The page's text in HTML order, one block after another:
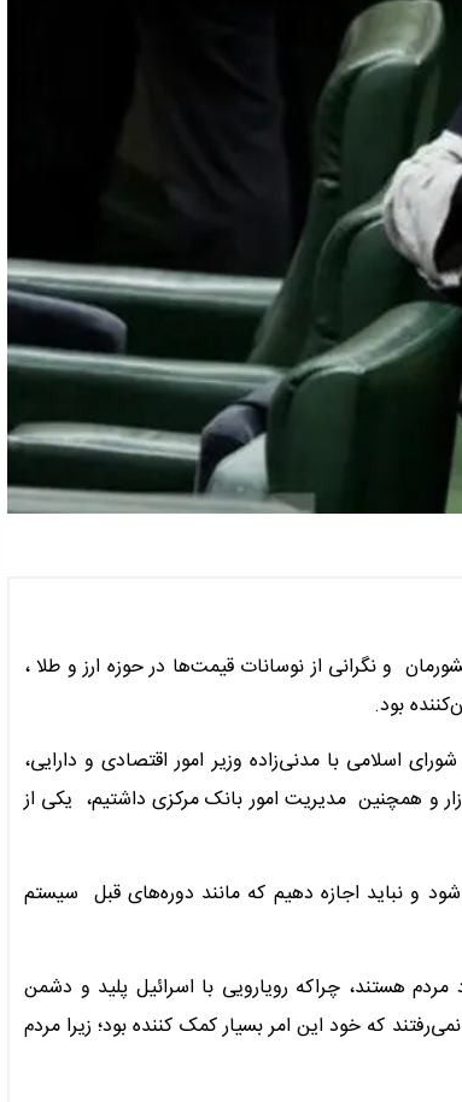
و نگرانی از نوسانات قیمت‌ها در حوزه ارز و طلا ،
بود.
اسلامی با مدنی‌زاده وزیر امور اقتصادی و دارایی،
و همچنین مدیریت امور بانک مرکزی داشتیم، یکی از
و نباید اجازه دهیم که مانند دوره‌های قبل سیستم
هستند، چراکه رویارویی با اسرائیل پلید و دشمن
که خود این امر بسیار کمک کننده بود؛ زیرا مردم